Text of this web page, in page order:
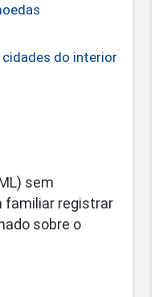
cidades do interior
sem
familiar registrar
sobre o